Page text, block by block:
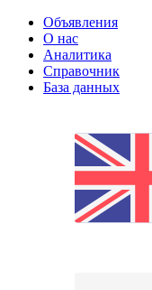
Объявления
О нас
Аналитика
Справочник
База данных